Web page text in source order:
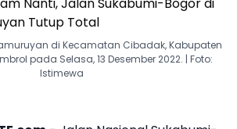
di Kecamatan Cibadak, Kabupaten
pada Selasa, 13 Desember 2022. | Foto:
Istimewa